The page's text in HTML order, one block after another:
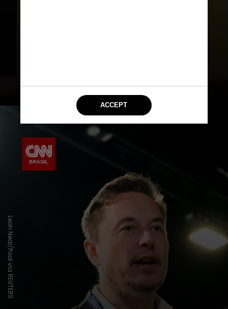
Leon Neal/Pool via REUTERS